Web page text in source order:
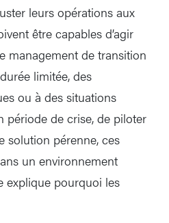
leurs opérations aux
être capables d’agir
management de transition
limitée, des
ou à des situations
période de crise, de piloter
solution pérenne, ces
un environnement
explique pourquoi les